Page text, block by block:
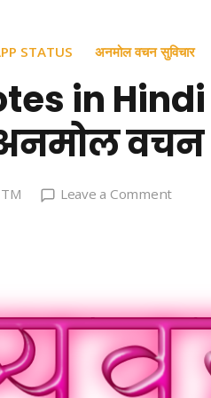
STATUS अनमोल वचन सुविचार
in
अनमोल वचन
TM Leave a Commenton
लोक
व्यवहार